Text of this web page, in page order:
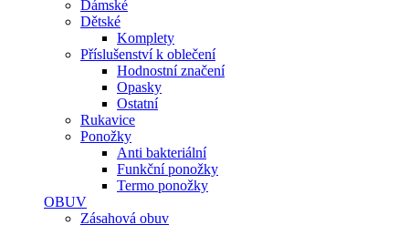
Dámské
Dětské
Komplety
Příslušenství k oblečení
Hodnostní značení
Opasky
Ostatní
Rukavice
Ponožky
Anti bakteriální
Funkční ponožky
Termo ponožky
OBUV
Zásahová obuv